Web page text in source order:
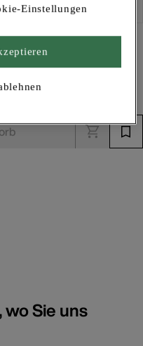
Sie uns
Einstellungen